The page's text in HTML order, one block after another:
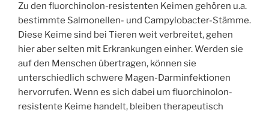
Zu den fluorchinolon-resistenten Keimen gehören u.a.
bestimmte Salmonellen- und Campylobacter-Stämme.
Diese Keime sind bei Tieren weit verbreitet, gehen
hier aber selten mit Erkrankungen einher. Werden sie
auf den Menschen übertragen, können sie
unterschiedlich schwere Magen-Darminfektionen
hervorrufen. Wenn es sich dabei um fluorchinolon-
resistente Keime handelt, bleiben therapeutisch